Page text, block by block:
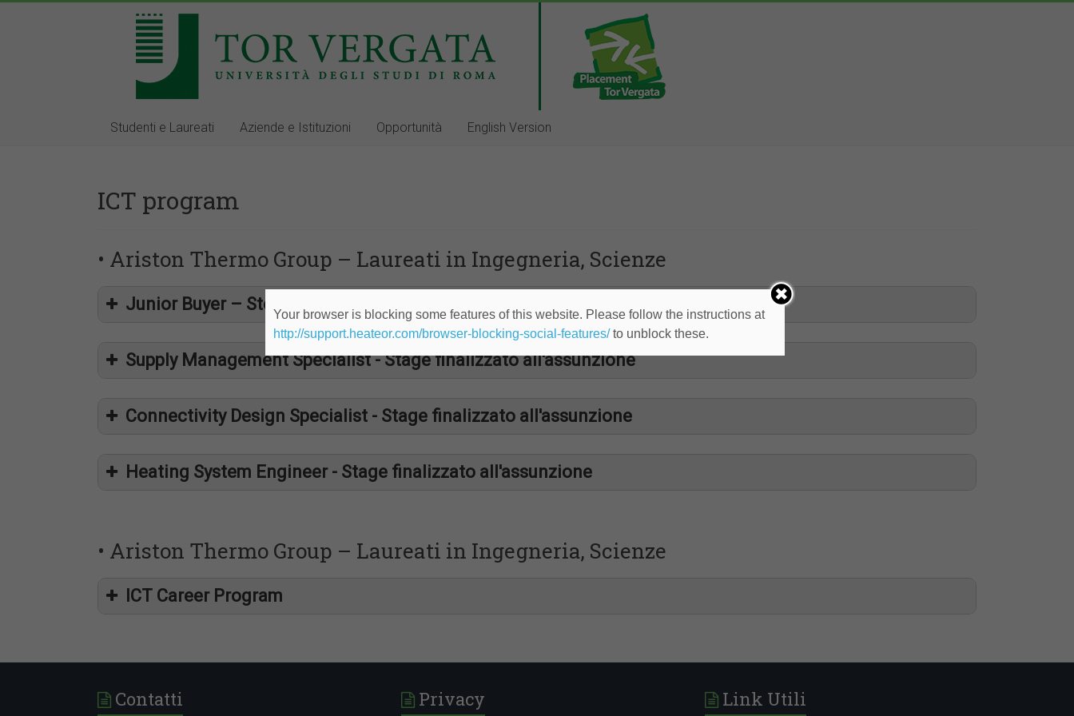
Studenti e Laureati Aziende e Istituzioni Opportunità English Version
ICT program
• Ariston Thermo Group – Laureati in Ingegneria, Scienze
Junior Buyer – Steel & Packaging Components - Stage finalizzato all'assunzione
Supply Management Specialist - Stage finalizzato all'assunzione
Connectivity Design Specialist - Stage finalizzato all'assunzione
Heating System Engineer - Stage finalizzato all'assunzione
• Ariston Thermo Group – Laureati in Ingegneria, Scienze
ICT Career Program
Contatti Privacy Link Utili
Your browser is blocking some features of this website. Please follow the instructions at
http://support.heateor.com/browser-blocking-social-features/to unblock these.